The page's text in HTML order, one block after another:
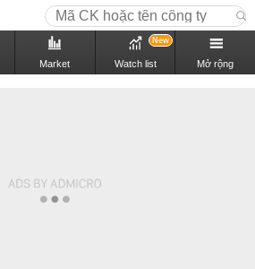
Market Watch list
New
Mở rộng